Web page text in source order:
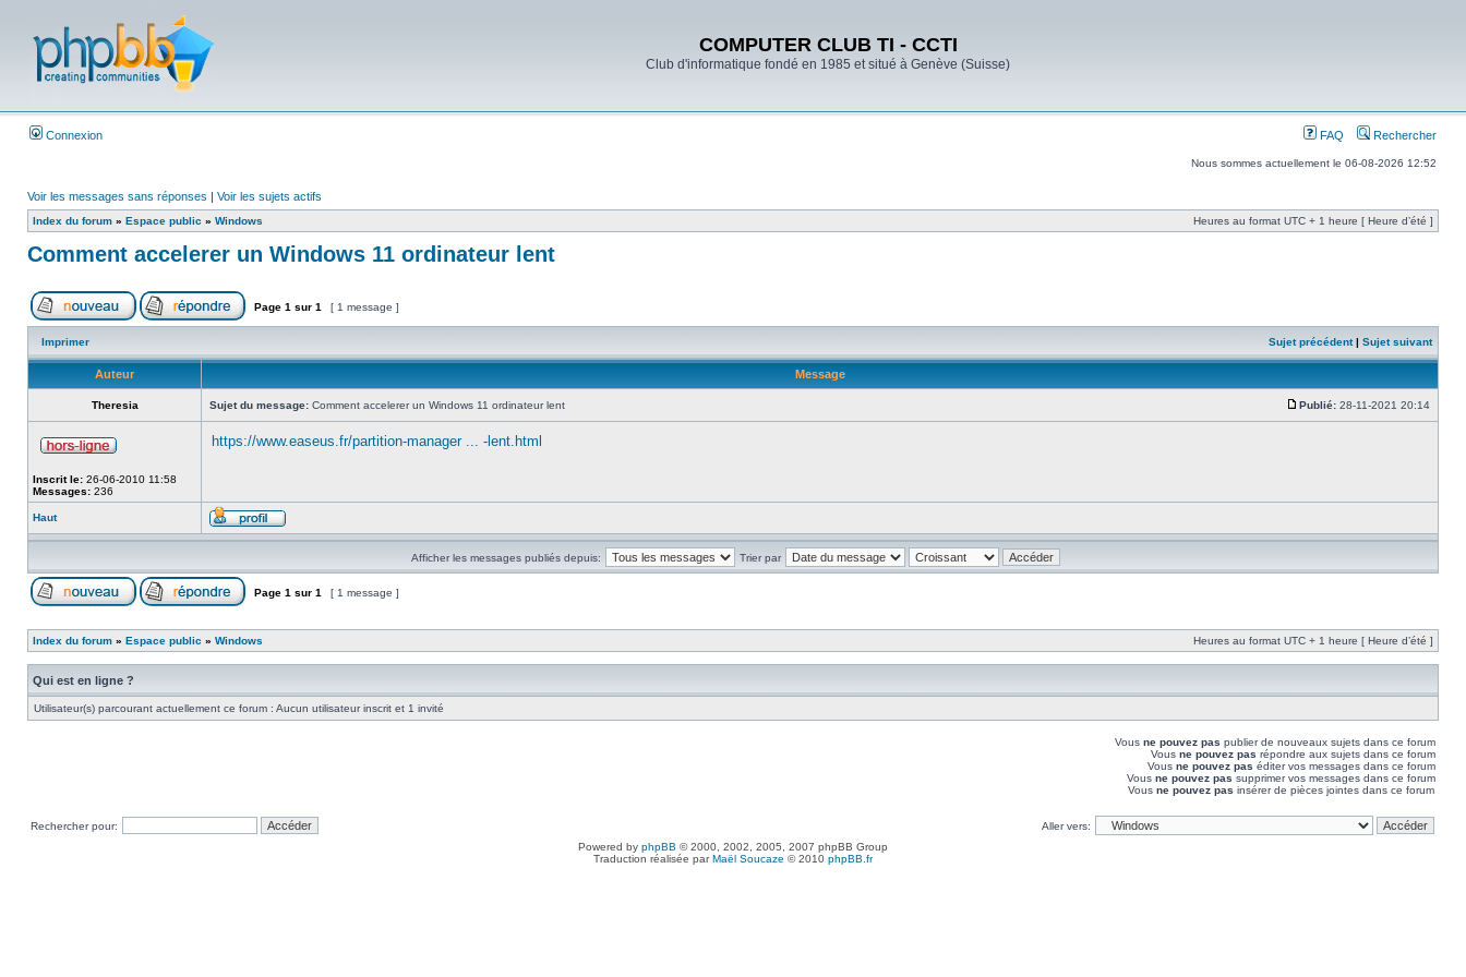
COMPUTER CLUB TI - CCTI
Club d'informatique fondé en 1985 et situé à Genève (Suisse)
Connexion FAQ Rechercher
Nous sommes actuellement le 06-08-2026 12:52
Voir les messages sans réponses | Voir les sujets actifs
Index du forum » Espace public » Windows Heures au format UTC + 1 heure [ Heure d’été ]
Comment accelerer un Windows 11 ordinateur lent
Page 1 sur 1 [ 1 message ]
Imprimer Sujet précédent| Sujet suivant
Auteur Message
Theresia Sujet du message: Comment accelerer un Windows 11 ordinateur lent Publié: 28-11-2021 20:14
Inscrit le: 26-06-2010 11:58
Messages: 236
https://www.easeus.fr/partition-manager ... -lent.html
Haut
Afficher les messages publiés depuis: Trier par
Page 1 sur 1 [ 1 message ]
Index du forum » Espace public » Windows Heures au format UTC + 1 heure [ Heure d’été ]
Qui est en ligne ?
Utilisateur(s) parcourant actuellement ce forum : Aucun utilisateur inscrit et 1 invité
Vous ne pouvez pas publier de nouveaux sujets dans ce forum
Vous ne pouvez pas répondre aux sujets dans ce forum
Vous ne pouvez pas éditer vos messages dans ce forum
Vous ne pouvez pas supprimer vos messages dans ce forum
Vous ne pouvez pas insérer de pièces jointes dans ce forum
Rechercher pour:
Aller vers:
Powered by phpBB © 2000, 2002, 2005, 2007 phpBB Group
Traduction réalisée parMaël Soucaze © 2010 phpBB.fr